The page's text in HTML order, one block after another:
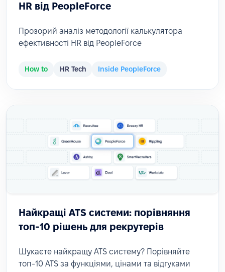
HR від PeopleForce
Прозорий аналіз методології калькулятора
ефективності HR від PeopleForce
How to HR Tech Inside PeopleForce
Найкращі ATS системи: порівняння
топ-10 рішень для рекрутерів
Шукаєте найкращу ATS систему? Порівняйте
топ-10 ATS за функціями, цінами та відгуками